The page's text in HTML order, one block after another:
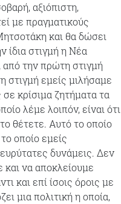
αξιόπιστη,
με πραγματικούς
και θα δώσει
ίδια στιγμή η Νέα
από την πρώτη στιγμή
στιγμή εμείς μιλήσαμε
κρίσιμα ζητήματα τα
λέμε λοιπόν, είναι ότι
θέτετε. Αυτό το οποίο
οποίο εμείς
δυνάμεις. Δεν
να αποκλείουμε
και επί ίσοις όροις με
μια πολιτική η οποία,